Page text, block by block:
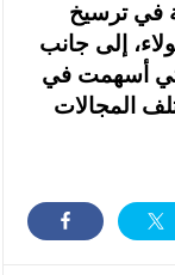
في ترسيخ
إلى جانب
أسهمت في